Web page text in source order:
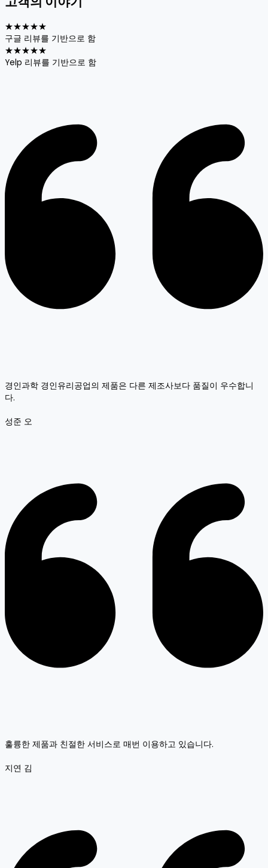
★★★★★
구글 리뷰를 기반으로 함
★★★★★
Yelp 리뷰를 기반으로 함
경인과학 경인유리공업의 제품은 다른 제조사보다 품질이 우수합니
다.
성준 오
훌륭한 제품과 친절한 서비스로 매번 이용하고 있습니다.
지연 김